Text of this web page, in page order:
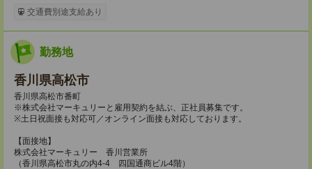
交通費別途支給あり
勤務地
香川県高松市
香川県高松市番町
※株式会社マーキュリーと雇用契約を結ぶ、正社員募集です。
※土日祝面接も対応可／オンライン面接も対応しております。
【面接地】
株式会社マーキュリー 香川営業所
（香川県高松市丸の内4-4 四国通商ビル4階）